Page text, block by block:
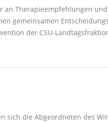
an Therapieempfehlungen
gemeinsamen
der CSU-
die Abgeordneten des